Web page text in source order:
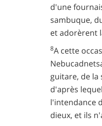
d'une
sambuque,
et adorèrent
8A cette
guitare, de
d'après
l'intendance
dieux, et ils